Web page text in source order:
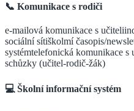
📞 Komunikace s rodiči
e-mailová komunikace s učiteli
sociální sítiškolmí časopis/
systémtelefonická komunikace s
schůzky (učitel-rodič-žák)
💻 Školní informační systém